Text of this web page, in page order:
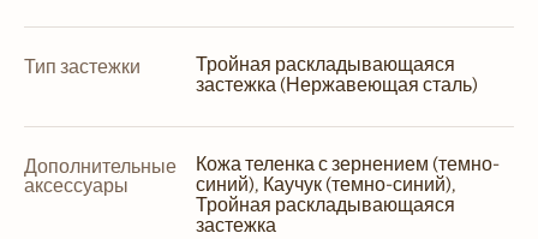
Тип застежки Тройная раскладывающаяся
застежка (Нержавеющая сталь)
Дополнительные
аксессуары
Кожа теленка с зернением (темно-
синий), Каучук (темно-синий),
Тройная раскладывающаяся
застежка